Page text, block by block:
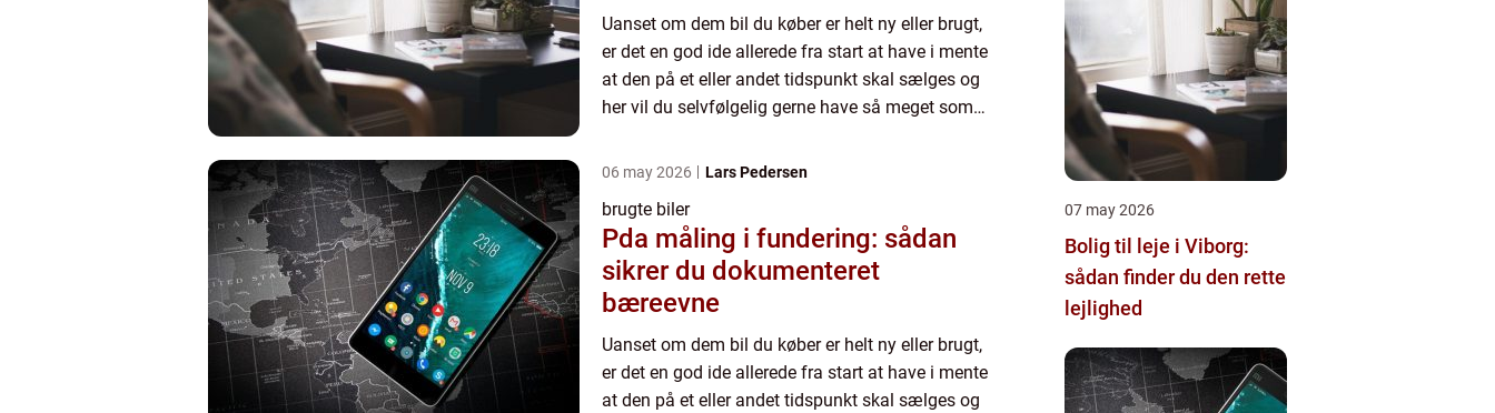
Uanset om dem bil du køber er helt ny eller brugt,
er det en god ide allerede fra start at have i mente
at den på et eller andet tidspunkt skal sælges og
her vil du selvfølgelig gerne have så meget som
06 may 2026 Lars Pedersen
brugte biler
Pda måling i fundering: sådan
sikrer du dokumenteret
bæreevne
Uanset om dem bil du køber er helt ny eller brugt,
er det en god ide allerede fra start at have i mente
at den på et eller andet tidspunkt skal sælges og
07 may 2026
Bolig til leje i Viborg:
sådan finder du den rette
lejlighed